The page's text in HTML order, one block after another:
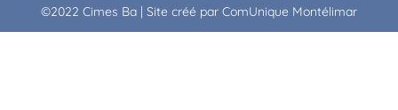
©2022 Cimes Ba | Site créé par ComUnique Montélimar